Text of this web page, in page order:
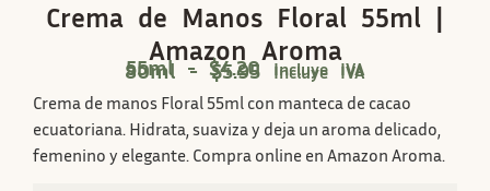
Crema de Manos Floral 55ml |
Amazon Aroma
55ml -$4.20 Incluye IVA
80ml -$5.95
Incluye IVA
Crema de manos Floral 55ml con manteca de cacao
ecuatoriana. Hidrata, suaviza y deja un aroma delicado,
femenino y elegante. Compra online en Amazon Aroma.